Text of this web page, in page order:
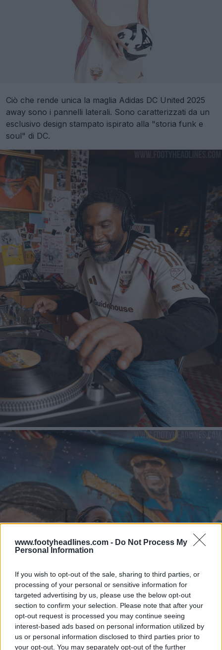
www.footyheadlines.com - Do Not Process My
Personal Information
If you wish to opt-out of the sale, sharing to third parties, or
processing of your personal or sensitive information for
targeted advertising by us, please use the below opt-out
section to confirm your selection. Please note that after your
opt-out request is processed you may continue seeing
interest-based ads based on personal information utilized by
us or personal information disclosed to third parties prior to
your opt-out. You may separately opt-out of the further
Ciò che rende unica la maglia Adidas DC United 2025
away sono i pannelli laterali. Sono caratterizzati da un
esclusivo design stampato ispirato alla "storia funk e
soul" di DC.